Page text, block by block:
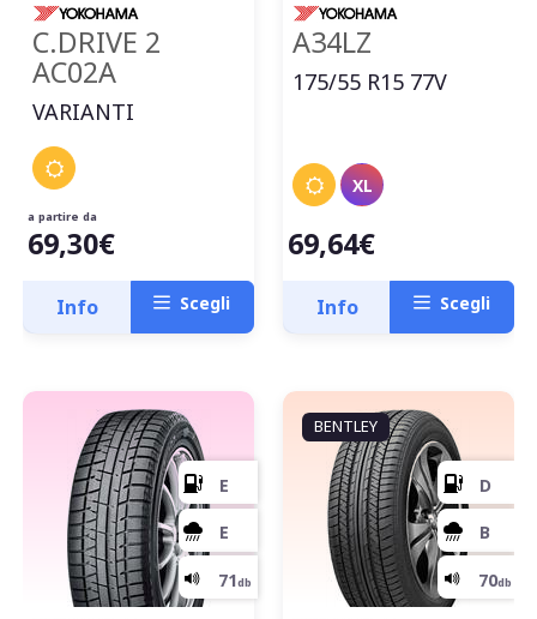
C.DRIVE 2
AC02A
VARIANTI
a partire da
69,30€
Info Scegli
A34LZ
175/55 R15 77V
XL
69,64€
Info Scegli
BENTLEY